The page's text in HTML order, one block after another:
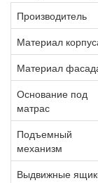
Производитель
Материал
Материал
Основание под
матрас
Подъемный
механизм
Выдвижные